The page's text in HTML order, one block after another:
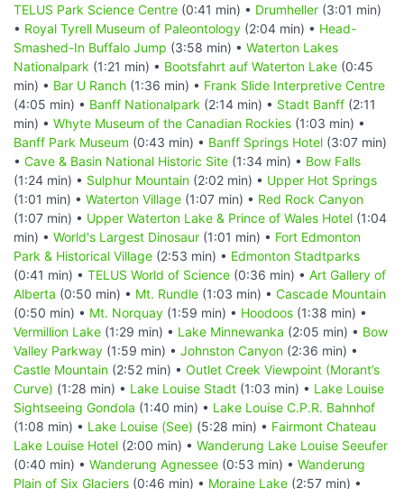
TELUS Park Science Centre (0:41 min) • Drumheller (3:01 min)
• Royal Tyrell Museum of Paleontology (2:04 min) • Head-
Smashed-In Buffalo Jump (3:58 min) • Waterton Lakes
Nationalpark (1:21 min) • Bootsfahrt auf Waterton Lake (0:45
min) • Bar U Ranch (1:36 min) • Frank Slide Interpretive Centre
(4:05 min) • Banff Nationalpark (2:14 min) • Stadt Banff (2:11
min) • Whyte Museum of the Canadian Rockies (1:03 min) •
Banff Park Museum (0:43 min) • Banff Springs Hotel (3:07 min)
• Cave & Basin National Historic Site (1:34 min) • Bow Falls
(1:24 min) • Sulphur Mountain (2:02 min) • Upper Hot Springs
(1:01 min) • Waterton Village (1:07 min) • Red Rock Canyon
(1:07 min) • Upper Waterton Lake & Prince of Wales Hotel (1:04
min) • World's Largest Dinosaur (1:01 min) • Fort Edmonton
Park & Historical Village (2:53 min) • Edmonton Stadtparks
(0:41 min) • TELUS World of Science (0:36 min) • Art Gallery of
Alberta (0:50 min) • Mt. Rundle (1:03 min) • Cascade Mountain
(0:50 min) • Mt. Norquay (1:59 min) • Hoodoos (1:38 min) •
Vermillion Lake (1:29 min) • Lake Minnewanka (2:05 min) • Bow
Valley Parkway (1:59 min) • Johnston Canyon (2:36 min) •
Castle Mountain (2:52 min) • Outlet Creek Viewpoint (Morant’s
Curve) (1:28 min) • Lake Louise Stadt (1:03 min) • Lake Louise
Sightseeing Gondola (1:40 min) • Lake Louise C.P.R. Bahnhof
(1:08 min) • Lake Louise (See) (5:28 min) • Fairmont Chateau
Lake Louise Hotel (2:00 min) • Wanderung Lake Louise Seeufer
(0:40 min) • Wanderung Agnessee (0:53 min) • Wanderung
Plain of Six Glaciers (0:46 min) • Moraine Lake (2:57 min) •